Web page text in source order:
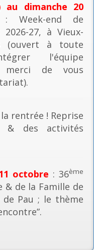
dimanche 20
end de
27, à Vieux-
(ouvert à toute
l'équipe
merci de vous
rentrée ! Reprise
& des activités
octobre : 36ème
& de la Famille de
de Pau ; le thème